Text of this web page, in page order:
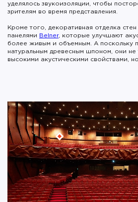
уделялось звукоизоляции, чтобы
зрителям во время представления.
Кроме того, декоративная отделка
панелями
Belner, которые улучшают
более живым и объемным. А поскольку
натуральным древесным шпоном, они не
высокими акустическими свойствами,